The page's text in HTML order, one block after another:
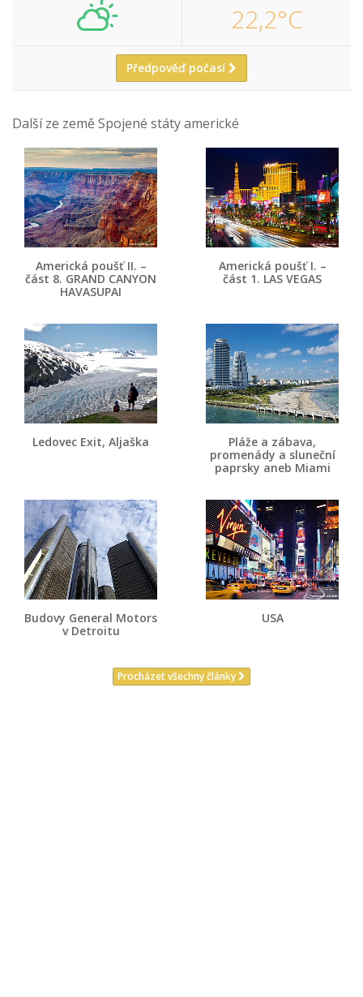
22,2°C
Předpověď počasí
Další ze země Spojené státy americké
Americká poušť II. –
část 8. GRAND CANYON
HAVASUPAI
Americká poušť I. –
část 1. LAS VEGAS
Ledovec Exit, Aljaška
Pláže a zábava,
promenády a sluneční
paprsky aneb Miami
Budovy General Motors
v Detroitu
USA
Procházet všechny články